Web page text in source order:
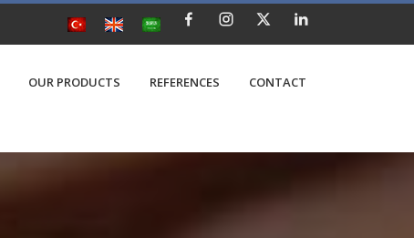
OUR PRODUCTS REFERENCES CONTACT